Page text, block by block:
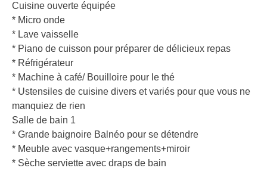
Cuisine ouverte équipée
* Micro onde
* Lave vaisselle
* Piano de cuisson pour préparer de délicieux repas
* Réfrigérateur
* Machine à café/ Bouilloire pour le thé
* Ustensiles de cuisine divers et variés pour que vous ne
manquiez de rien
Salle de bain 1
* Grande baignoire Balnéo pour se détendre
* Meuble avec vasque+rangements+miroir
* Sèche serviette avec draps de bain